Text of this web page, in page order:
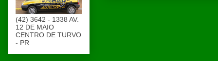
(42) 3642 - 1338 AV.
12 DE MAIO
CENTRO DE TURVO
- PR